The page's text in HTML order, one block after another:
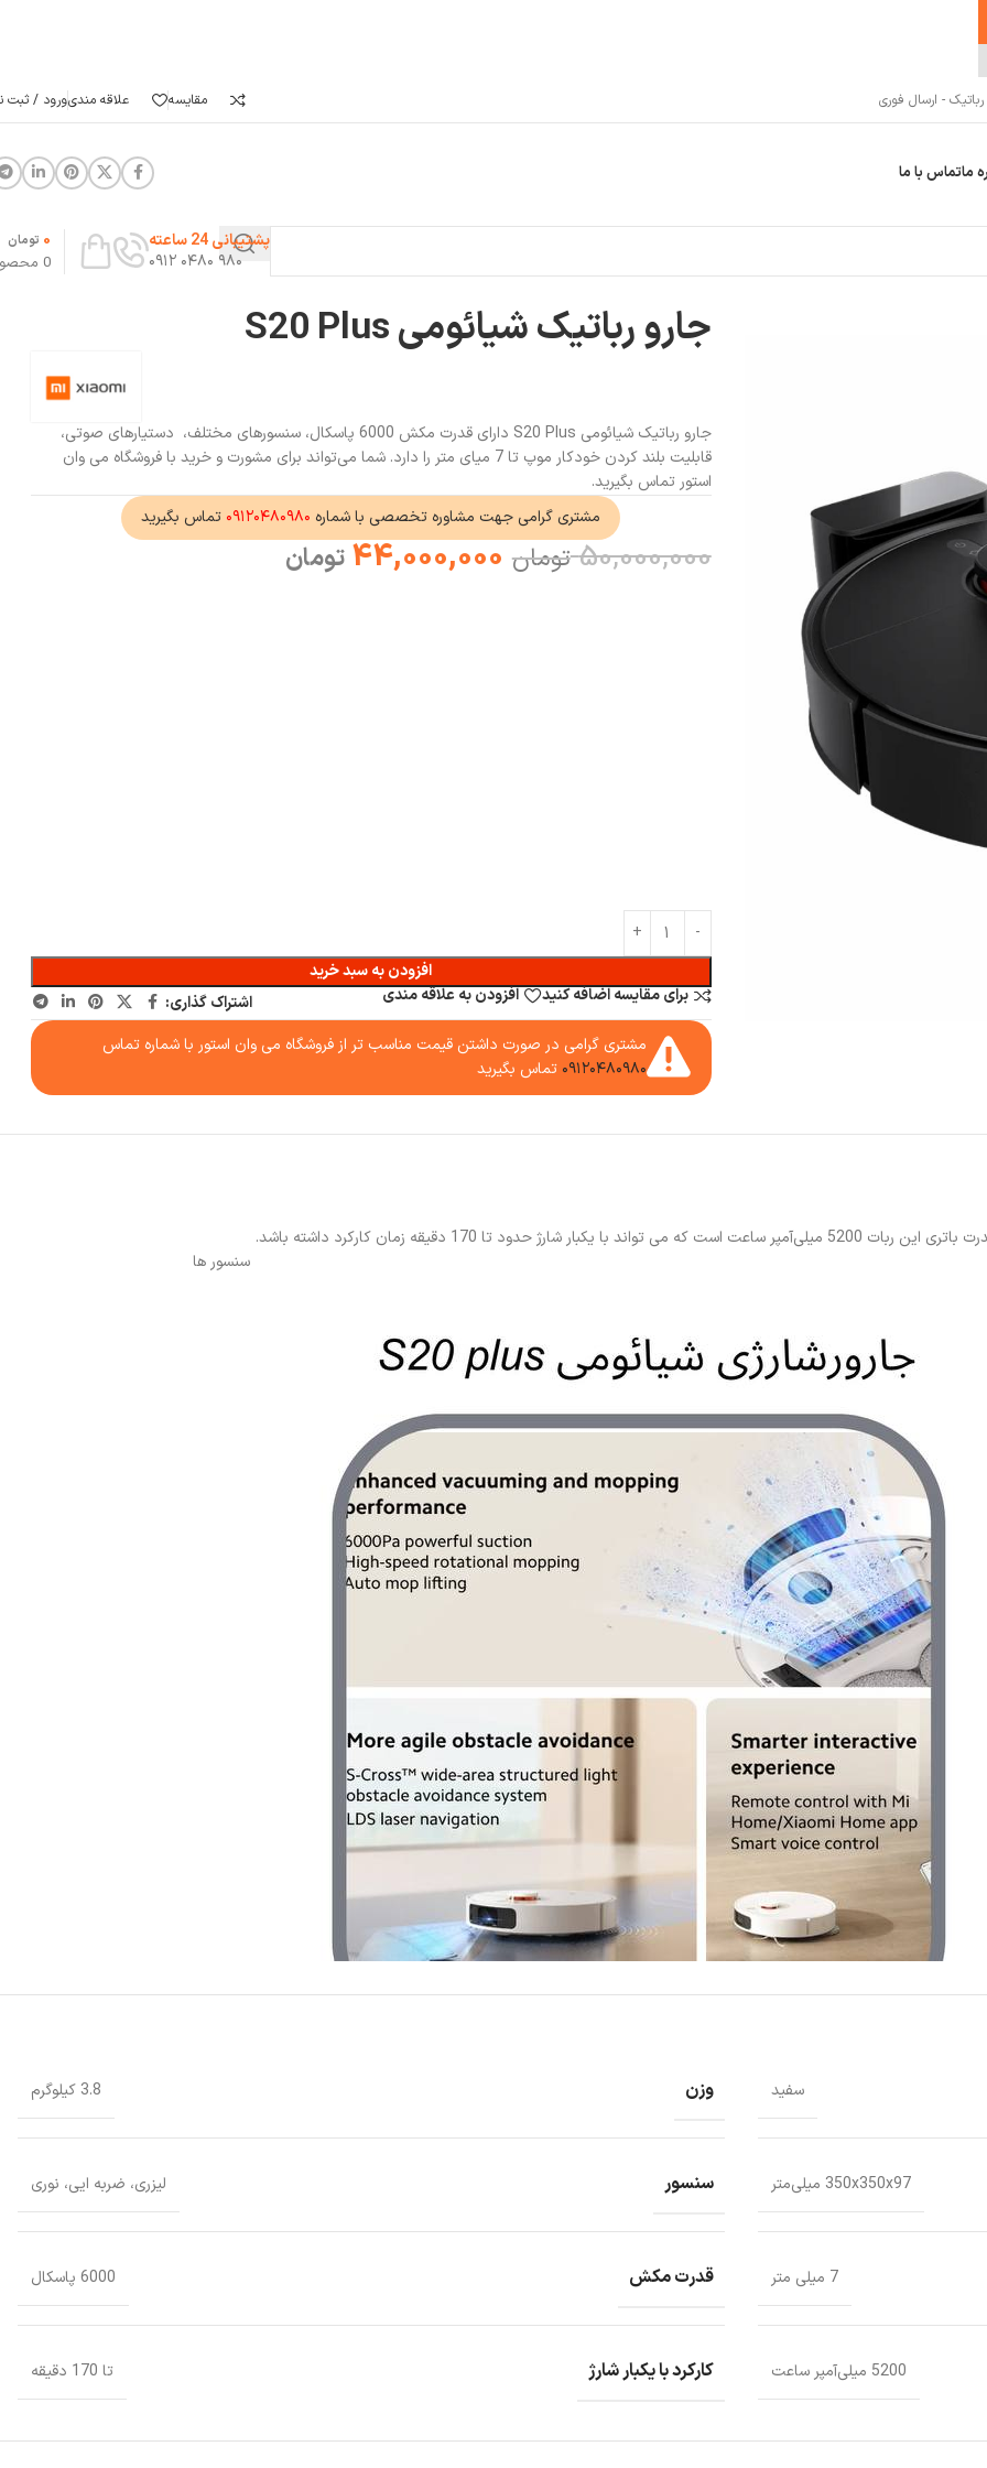
- ارسال فوری مقایسه علاقه مندیورود / ثبت
ماتماس با ما
پشتیبانی 24 ساعته
۹۸۰ ۰۴۸۰ ۰۹۱۲
0
0 تومان
جارو رباتیک شیائومی S20 Plus
جارو رباتیک شیائومی S20 Plus دارای قدرت مکش 6000 پاسکال، سنسورهای مختلف، دستیارهای صوتی،
قابلیت بلند کردن خودکار موپ تا 7 میای متر را دارد. شما می‌تواند برای مشورت و خرید با فروشگاه می وان
استور تماس بگیرید.
مشتری گرامی جهت مشاوره تخصصی با شماره ۰۹۱۲۰۴۸۰۹۸۰ تماس بگیرید
50,000,000 تومان 44,000,000 تومان
افزودن به سبد خرید
برای مقایسه اضافه کنید
افزودن به علاقه مندی
اشتراک گذاری:
مشتری گرامی در صورت داشتن قیمت مناسب تر از فروشگاه می وان استور با شماره تماس
۰۹۱۲۰۴۸۰۹۸۰ تماس بگیرید
سنسور ها
سفید وزن 3.8 کیلوگرم
350x350x97 میلی‌متر سنسور لیزری، ضربه ایی، نوری
7 میلی متر قدرت مکش 6000 پاسکال
5200 میلی‌آمپر ساعت کارکرد با یکبار شارژ تا 170 دقیقه